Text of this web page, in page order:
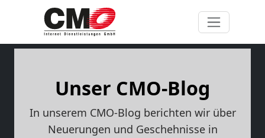
Unser CMO-Blog
In unserem CMO-Blog berichten wir über
Neuerungen und Geschehnisse in